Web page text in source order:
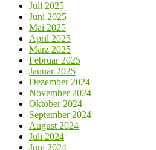
Juli 2025
Juni 2025
Mai 2025
April 2025
März 2025
Februar 2025
Januar 2025
Dezember 2024
November 2024
Oktober 2024
September 2024
August 2024
Juli 2024
Juni 2024